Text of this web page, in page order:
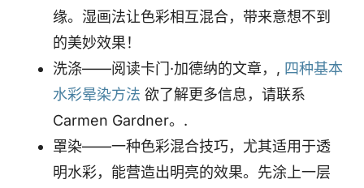
缘。湿画法让色彩相互混合，带来意想不到
的美妙效果！
洗涤——阅读卡门·加德纳的文章，, 四种基本
水彩晕染方法 欲了解更多信息，请联系
Carmen Gardner。.
罩染——一种色彩混合技巧，尤其适用于透
明水彩，能营造出明亮的效果。先涂上一层